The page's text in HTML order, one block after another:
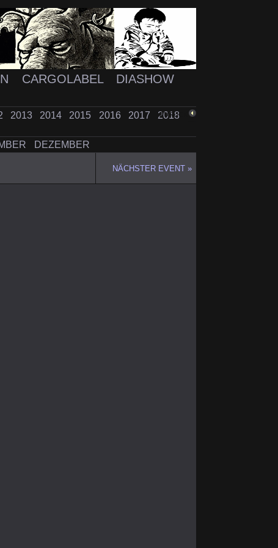
CARGOLABEL
DIASHOW
2013 2014 2015 2016 2017
2018
DEZEMBER
ZURÜCK
NÄCHSTER EVENT »